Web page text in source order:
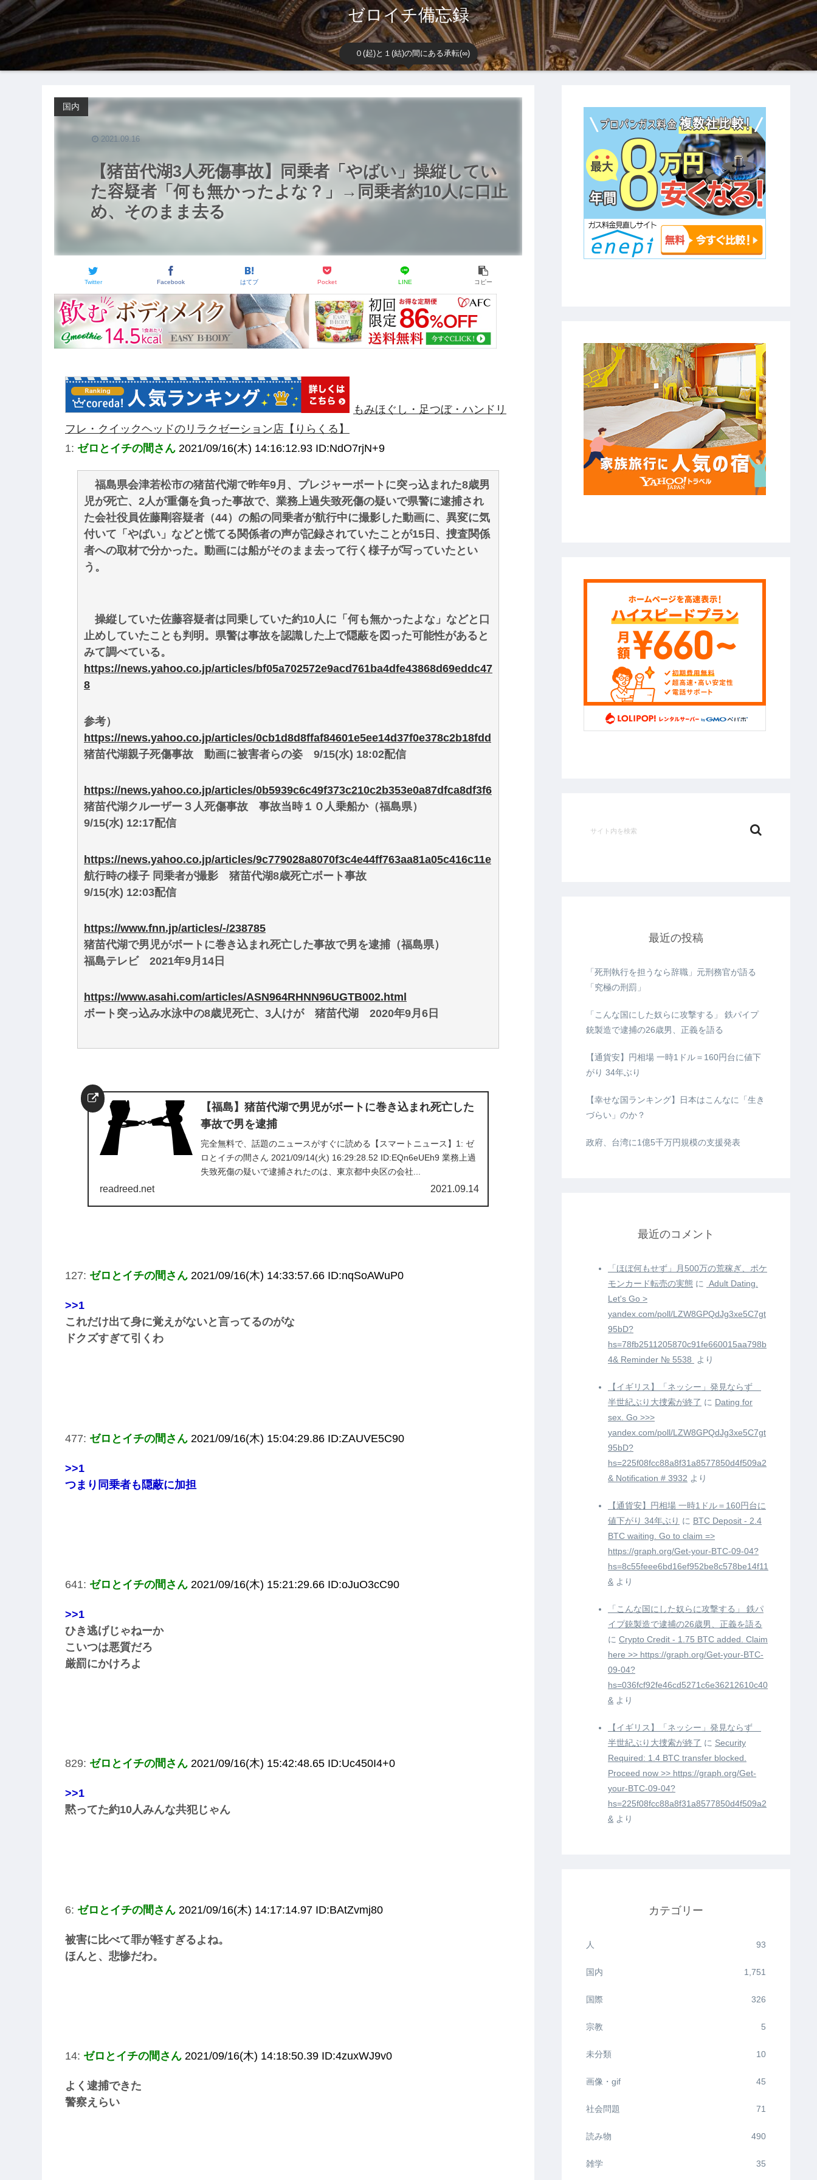
ゼロイチ備忘録
０(起)と１(結)の間にある承転(∞)
【猪苗代湖3人死傷事故】同乗者「やばい」操縦してい
た容疑者「何も無かったよな？」→同乗者約10人に口止
め、そのまま去る
国内
Twitter Facebook はてブ Pocket LINE コピー
2021.09.16
もみほぐし・足つぼ・ハンドリ
フレ・クイックヘッドのリラクゼーション店【りらくる】
1: ゼロとイチの間さん 2021/09/16(木) 14:16:12.93 ID:NdO7rjN+9
福島県会津若松市の猪苗代湖で昨年9月、プレジャーボートに突っ込まれた8歳男
児が死亡、2人が重傷を負った事故で、業務上過失致死傷の疑いで県警に逮捕され
た会社役員佐藤剛容疑者（44）の船の同乗者が航行中に撮影した動画に、異変に気
付いて「やばい」などと慌てる関係者の声が記録されていたことが15日、捜査関係
者への取材で分かった。動画には船がそのまま去って行く様子が写っていたとい
う。
操縦していた佐藤容疑者は同乗していた約10人に「何も無かったよな」などと口
止めしていたことも判明。県警は事故を認識した上で隠蔽を図った可能性があると
みて調べている。
https://news.yahoo.co.jp/articles/bf05a702572e9acd761ba4dfe43868d69eddc47
8
参考）
https://news.yahoo.co.jp/articles/0cb1d8d8ffaf84601e5ee14d37f0e378c2b18fdd
猪苗代湖親子死傷事故 動画に被害者らの姿 9/15(水) 18:02配信
https://news.yahoo.co.jp/articles/0b5939c6c49f373c210c2b353e0a87dfca8df3f6
猪苗代湖クルーザー３人死傷事故 事故当時１０人乗船か（福島県）
9/15(水) 12:17配信
https://news.yahoo.co.jp/articles/9c779028a8070f3c4e44ff763aa81a05c416c11e
航行時の様子 同乗者が撮影 猪苗代湖8歳死亡ボート事故
9/15(水) 12:03配信
https://www.fnn.jp/articles/-/238785
猪苗代湖で男児がボートに巻き込まれ死亡した事故で男を逮捕（福島県）
福島テレビ 2021年9月14日
https://www.asahi.com/articles/ASN964RHNN96UGTB002.html
ボート突っ込み水泳中の8歳児死亡、3人けが 猪苗代湖 2020年9月6日
【福島】猪苗代湖で男児がボートに巻き込まれ死亡した
事故で男を逮捕
完全無料で、話題のニュースがすぐに読める【スマートニュース】1: ゼ
ロとイチの間さん 2021/09/14(火) 16:29:28.52 ID:EQn6eUEh9 業務上過
失致死傷の疑いで逮捕されたのは、東京都中央区の会社...
readreed.net 2021.09.14
127: ゼロとイチの間さん 2021/09/16(木) 14:33:57.66 ID:nqSoAWuP0
>>1
これだけ出て身に覚えがないと言ってるのがな
ドクズすぎて引くわ
477: ゼロとイチの間さん 2021/09/16(木) 15:04:29.86 ID:ZAUVE5C90
>>1
つまり同乗者も隠蔽に加担
641: ゼロとイチの間さん 2021/09/16(木) 15:21:29.66 ID:oJuO3cC90
>>1
ひき逃げじゃねーか
こいつは悪質だろ
厳罰にかけろよ
829: ゼロとイチの間さん 2021/09/16(木) 15:42:48.65 ID:Uc450I4+0
>>1
黙ってた約10人みんな共犯じゃん
6: ゼロとイチの間さん 2021/09/16(木) 14:17:14.97 ID:BAtZvmj80
被害に比べて罪が軽すぎるよね。
ほんと、悲惨だわ。
14: ゼロとイチの間さん 2021/09/16(木) 14:18:50.39 ID:4zuxWJ9v0
よく逮捕できた
警察えらい
最近の投稿
「死刑執行を担うなら辞職」元刑務官が語る
「究極の刑罰」
「こんな国にした奴らに攻撃する」 鉄パイプ
銃製造で逮捕の26歳男、正義を語る
【通貨安】円相場 一時1ドル＝160円台に値下
がり 34年ぶり
【幸せな国ランキング】日本はこんなに「生き
づらい」のか？
政府、台湾に1億5千万円規模の支援発表
最近のコメント
「ほぼ何もせず」月500万の荒稼ぎ、ポケ
モンカード転売の実態 に
️ Adult Dating.
Let's Go >
yandex.com/poll/LZW8GPQdJg3xe5C7gt
95bD?
hs=78fb2511205870c91fe660015aa798b
4& Reminder № 5538 ️
より
【イギリス】「ネッシー」発見ならず
半世紀ぶり大捜索が終了 に Dating for
sex. Go >>>
yandex.com/poll/LZW8GPQdJg3xe5C7gt
95bD?
hs=225f08fcc88a8f31a8577850d4f509a2
& Notification # 3932 より
【通貨安】円相場 一時1ドル＝160円台に
値下がり 34年ぶり に BTC Deposit - 2.4
BTC waiting. Go to claim =>
https://graph.org/Get-your-BTC-09-04?
hs=8c55feee6bd16ef952be8c578be14f11
& より
「こんな国にした奴らに攻撃する」 鉄パ
イプ銃製造で逮捕の26歳男、正義を語る
に Crypto Credit - 1.75 BTC added. Claim
here >> https://graph.org/Get-your-BTC-
09-04?
hs=036fcf92fe46cd5271c6e36212610c40
& より
【イギリス】「ネッシー」発見ならず
半世紀ぶり大捜索が終了 に Security
Required: 1.4 BTC transfer blocked.
Proceed now >> https://graph.org/Get-
your-BTC-09-04?
hs=225f08fcc88a8f31a8577850d4f509a2
& より
カテゴリー
人 93
国内 1,751
国際 326
宗教 5
未分類 10
画像・gif 45
社会問題 71
読み物 490
雑学 35